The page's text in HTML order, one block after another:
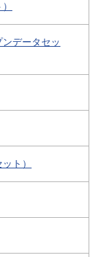
データセッ
ト）